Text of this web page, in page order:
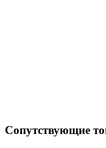
Сопутствующие